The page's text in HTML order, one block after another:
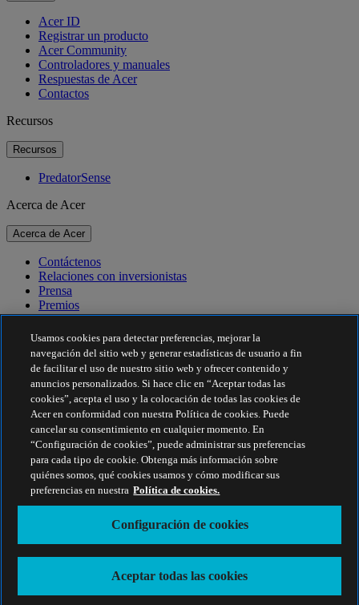
Acer ID
Registrar un producto
Acer Community
Controladores y manuales
Respuestas de Acer
Contactos
Recursos
Recursos
PredatorSense
Acerca de Acer
Acerca de Acer
Contáctenos
Relaciones con inversionistas
Prensa
Premios
Eventos
Sostenibilidad
Sostenibilidad
Responsabilidad social corporativa
Huella de carbono del producto
Proyecto Humanity
Earthion
Política de privacidad
Política de cookies
Aviso legal
Información legal adicional
Política de accesibilidad
Configuración de cookies
Chile - Español
Usamos cookies para detectar preferencias, mejorar la
navegación del sitio web y generar estadísticas de usuario a fin
de facilitar el uso de nuestro sitio web y ofrecer contenido y
anuncios personalizados. Si hace clic en “Aceptar todas las
cookies”, acepta el uso y la colocación de todas las cookies de
Acer en conformidad con nuestra Política de cookies. Puede
cancelar su consentimiento en cualquier momento. En
“Configuración de cookies”, puede administrar sus preferencias
para cada tipo de cookie. Obtenga más información sobre
quiénes somos, qué cookies usamos y cómo modificar sus
preferencias en nuestra Política de cookies.
Configuración de cookies
Aceptar todas las cookies